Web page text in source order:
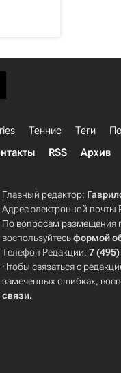
Теннис Теги
RSS Архив
Главный редактор:
Адрес электронной почты
По вопросам размещения
воспользуйтесьформой
Телефон Редакции:7
Чтобы связаться с
замеченных ошибках,
связи.